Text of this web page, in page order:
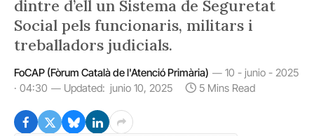
dintre d’ell un Sistema de Seguretat
Social pels funcionaris, militars i
treballadors judicials.
FoCAP (Fòrum Català de l'Atenció Primària)
10 - junio - 2025
· 04:30
Updated: junio 10, 2025 5 Mins Read